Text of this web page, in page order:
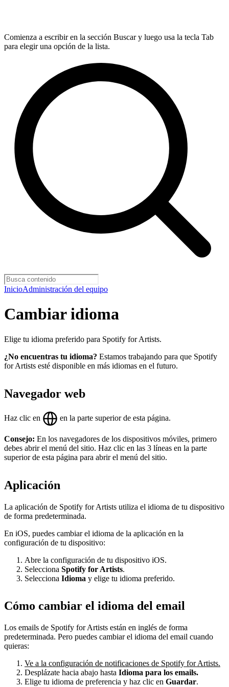
Comienza a escribir en la sección Buscar y luego usa la tecla Tab
para elegir una opción de la lista.
InicioAdministración del equipo
Cambiar idioma
Elige tu idioma preferido para Spotify for Artists.
¿No encuentras tu idioma? Estamos trabajando para que Spotify
for Artists esté disponible en más idiomas en el futuro.
Navegador web
Haz clic en en la parte superior de esta página.
Consejo: En los navegadores de los dispositivos móviles, primero
debes abrir el menú del sitio. Haz clic en las 3 líneas en la parte
superior de esta página para abrir el menú del sitio.
Aplicación
La aplicación de Spotify for Artists utiliza el idioma de tu dispositivo
de forma predeterminada.
En iOS, puedes cambiar el idioma de la aplicación en la
configuración de tu dispositivo:
Abre la configuración de tu dispositivo iOS.
Selecciona Spotify for Artists.
Selecciona Idioma y elige tu idioma preferido.
Cómo cambiar el idioma del email
Los emails de Spotify for Artists están en inglés de forma
predeterminada. Pero puedes cambiar el idioma del email cuando
quieras:
Ve a la configuración de notificaciones de Spotify for Artists.
Desplázate hacia abajo hasta Idioma para los emails.
Elige tu idioma de preferencia y haz clic en Guardar.